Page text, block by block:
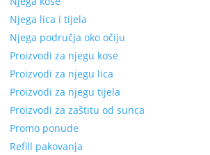
Njega lica i tijela
Njega područja oko očiju
Proizvodi za njegu kose
Proizvodi za njegu lica
Proizvodi za njegu tijela
Proizvodi za zaštitu od sunca
Promo ponude
Refill pakovanja